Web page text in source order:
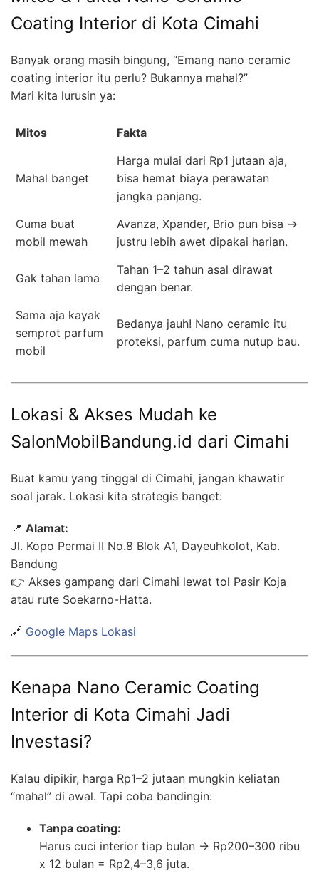
Coating Interior di Kota Cimahi
Banyak orang masih bingung, “Emang nano ceramic
coating interior itu perlu? Bukannya mahal?”
Mari kita lurusin ya:
Mitos Fakta
Mahal banget
Harga mulai dari Rp1 jutaan aja,
bisa hemat biaya perawatan
jangka panjang.
Cuma buat
mobil mewah
Avanza, Xpander, Brio pun bisa →
justru lebih awet dipakai harian.
Gak tahan lama
Tahan 1–2 tahun asal dirawat
dengan benar.
Sama aja kayak
semprot parfum
mobil
Bedanya jauh! Nano ceramic itu
proteksi, parfum cuma nutup bau.
Lokasi & Akses Mudah ke
SalonMobilBandung.id dari Cimahi
Buat kamu yang tinggal di Cimahi, jangan khawatir
soal jarak. Lokasi kita strategis banget:
📍 Alamat:
Jl. Kopo Permai II No.8 Blok A1, Dayeuhkolot, Kab.
Bandung
👉 Akses gampang dari Cimahi lewat tol Pasir Koja
atau rute Soekarno-Hatta.
🔗 Google Maps Lokasi
Kenapa Nano Ceramic Coating
Interior di Kota Cimahi Jadi
Investasi?
Kalau dipikir, harga Rp1–2 jutaan mungkin keliatan
“mahal” di awal. Tapi coba bandingin:
Tanpa coating:
Harus cuci interior tiap bulan → Rp200–300 ribu
x 12 bulan = Rp2,4–3,6 juta.